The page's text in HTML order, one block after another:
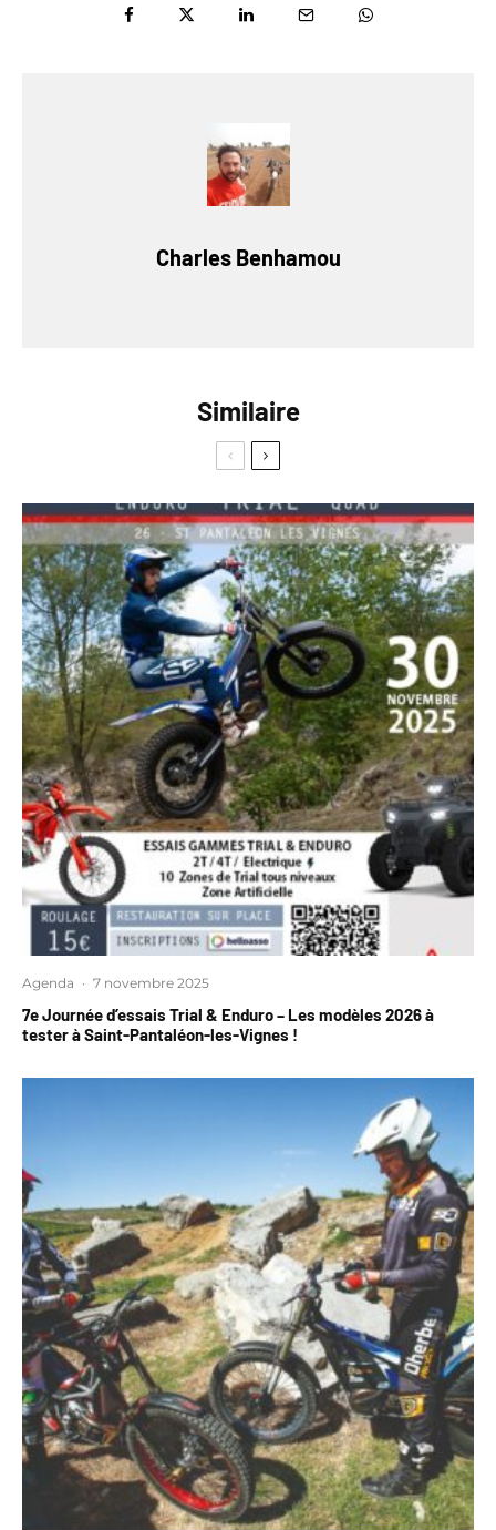
Charles Benhamou
Similaire
Agenda · 7 novembre 2025
7e Journée d’essais Trial & Enduro – Les modèles 2026 à
tester à Saint-Pantaléon-les-Vignes !